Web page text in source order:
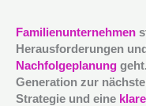
Familienunternehmen
Herausforderungen
Nachfolgeplanung
Generation zur
Strategie und eine